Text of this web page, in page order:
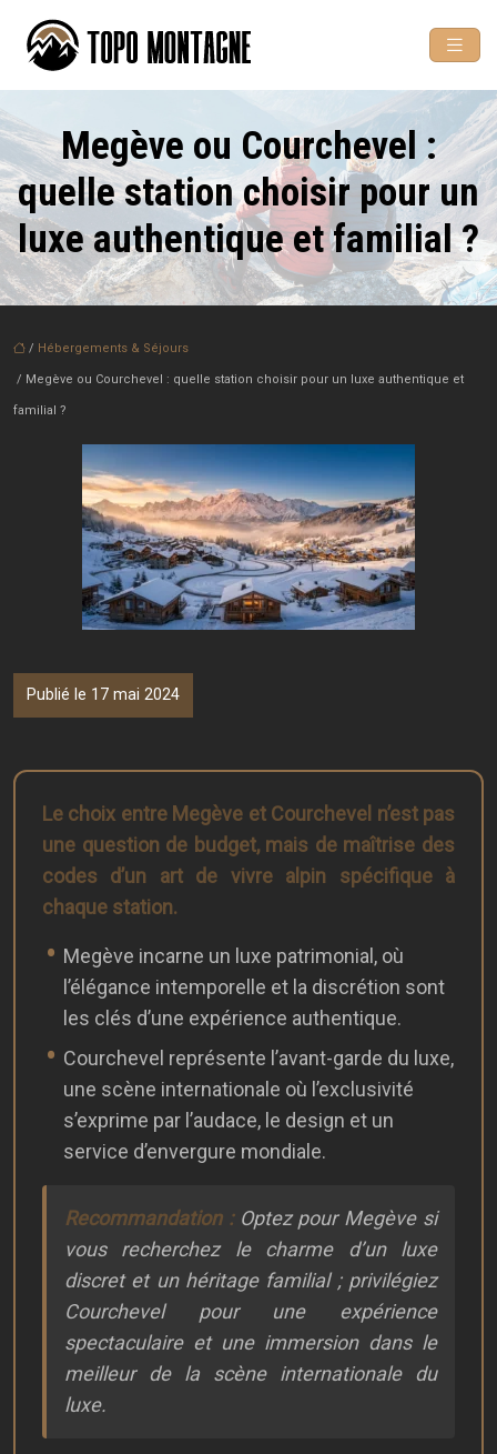
Megève ou Courchevel :
quelle station choisir pour un
luxe authentique et familial ?
/ Hébergements & Séjours
/ Megève ou Courchevel : quelle station choisir pour un luxe authentique et
familial ?
Publié le 17 mai 2024
Le choix entre Megève et Courchevel n’est pas
une question de budget, mais de maîtrise des
codes d’un art de vivre alpin spécifique à
chaque station.
Megève incarne un luxe patrimonial, où
l’élégance intemporelle et la discrétion sont
les clés d’une expérience authentique.
Courchevel représente l’avant-garde du luxe,
une scène internationale où l’exclusivité
s’exprime par l’audace, le design et un
service d’envergure mondiale.
Recommandation :Optez pour Megève si
vous recherchez le charme d’un luxe
discret et un héritage familial ; privilégiez
Courchevel pour une expérience
spectaculaire et une immersion dans le
meilleur de la scène internationale du
luxe.